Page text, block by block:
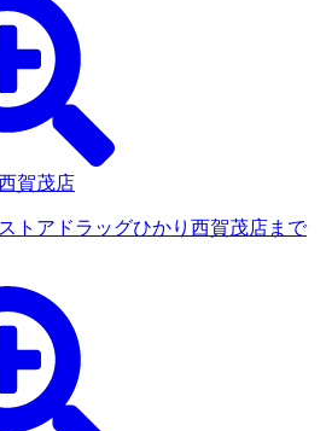
トア ドラッグひかり西賀茂店まで